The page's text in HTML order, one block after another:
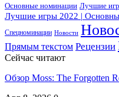
Основные номинации Лучшие
Лучшие игры 2022 |
Спецноминации Новости
Прямым текстом Рецензии
Сейчас читают
Обзор Moss: The Forgotten